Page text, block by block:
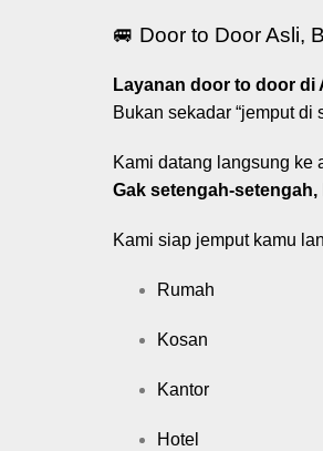
🚐 Door to Door Asli,
Layanan door to door di
Bukan sekadar “jemput di
Kami datang langsung ke
Gak setengah-
Kami siap jemput kamu
Rumah
Kosan
Kantor
Hotel